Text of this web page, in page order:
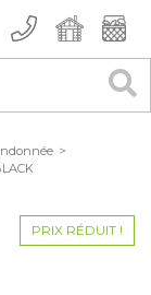
>
PRIX RÉDUIT !